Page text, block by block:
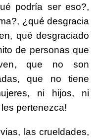
podría ser eso?,
¿qué desgracia
qué desgraciado
de personas que
que no son
que no tiene
ni hijos, ni
pertenezca!
las crueldades,